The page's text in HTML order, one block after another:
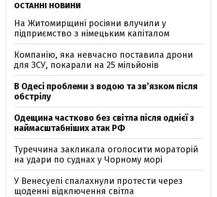
ОСТАННІ НОВИНИ
На Житомирщині росіяни влучили у
підприємство з німецьким капіталом
Компанію, яка невчасно поставила дрони
для ЗСУ, покарали на 25 мільйонів
В Одесі проблеми з водою та звʼязком після
обстрілу
Одещина частково без світла після однієї з
наймасштабніших атак РФ
Туреччина закликала оголосити мораторій
на удари по суднах у Чорному морі
У Венесуелі спалахнули протести через
щоденні відключення світла